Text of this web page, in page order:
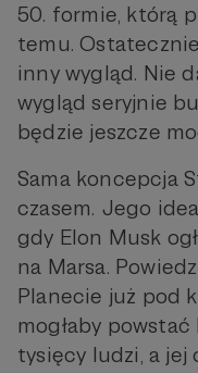
50. formie, którą
temu.
inny wygląd. Nie
wygląd seryjnie
będzie jeszcze
Sama koncepcja
czasem. Jego
gdy Elon Musk
na Marsa.
Planecie już pod
mogłaby
tysięcy ludzi, a jej